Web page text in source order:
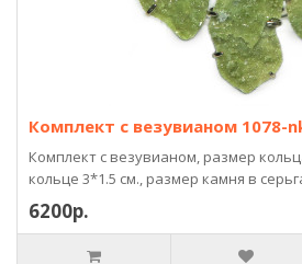
Комплект с везувианом 1078-
Комплект с везувианом, размер
кольце 3*1.5 см., размер камня в
6200р.